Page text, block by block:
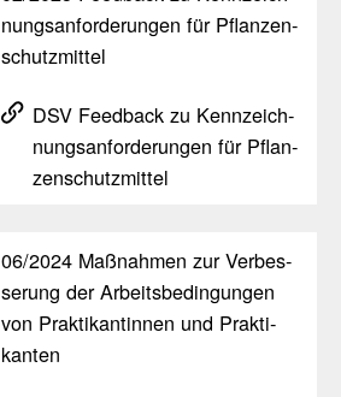
nungs­an­for­de­rungen für Pflan­zen­
schutz­mittel
DSV Feed­back zu Kenn­zeich­
nungs­an­for­de­rungen für Pflan­
zen­schutz­mittel
06/​2024 Maßnahmen zur Verbes­
se­rung der Arbeits­be­din­gungen
von Prak­ti­kan­tinnen und Prak­ti­
kanten